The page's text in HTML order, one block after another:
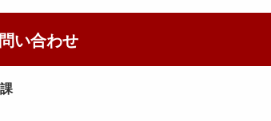
い合わせ